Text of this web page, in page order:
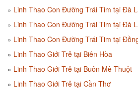
Linh Thao Con Đường Trái Tim tại Đà
Linh Thao Con Đường Trái Tim tại Đà
Linh Thao Con Đường Trái Tim tại
Linh Thao Giới Trẻ tại Biên Hòa
Linh Thao Giới Trẻ tại Buôn Mê Thuột
Linh Thao Giới Trẻ tại Cần Thơ